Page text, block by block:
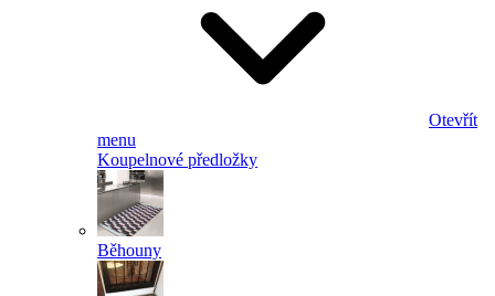
Otevřít
menu
Koupelnové předložky
Běhouny